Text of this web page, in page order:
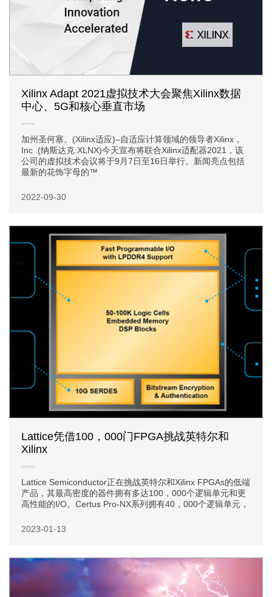
Xilinx Adapt 2021虚拟技术大会聚焦Xilinx数据
中心、5G和核心垂直市场
加州圣何塞。(Xilinx适应)–自适应计算领域的领导者Xilinx，
Inc .(纳斯达克:XLNX)今天宣布将联合Xilinx适配器2021，该
公司的虚拟技术会议将于9月7日至16日举行。新闻亮点包括
最新的花饰字母的™
2022-09-30
Lattice凭借100，000门FPGA挑战英特尔和
Xilinx
Lattice Semiconductor正在挑战英特尔和Xilinx FPGAs的低端
产品，其最高密度的器件拥有多达100，000个逻辑单元和更
高性能的I/O。Certus Pro-NX系列拥有40，000个逻辑单元，
2023-01-13